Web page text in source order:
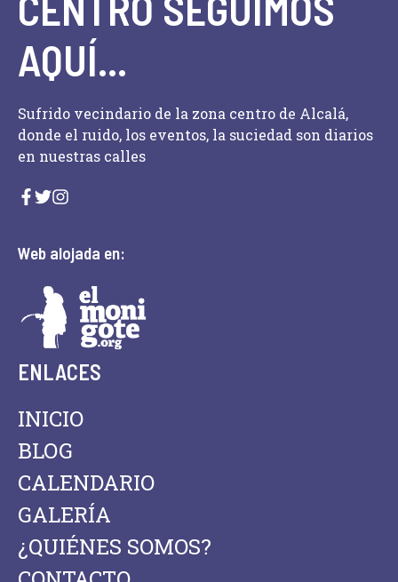
AQUÍ...
Sufrido vecindario de la zona centro de Alcalá,
donde el ruido, los eventos, la suciedad son diarios
en nuestras calles
Web alojada en:
ENLACES
INICIO
BLOG
CALENDARIO
GALERÍA
¿QUIÉNES SOMOS?